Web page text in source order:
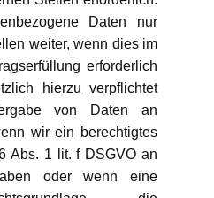
Daten nur
weiter, wenn dies im
erforderlich
hierzu verpflichtet
von Daten an
wir ein berechtigtes
Abs. 1 lit. f DSGVO an
oder wenn eine